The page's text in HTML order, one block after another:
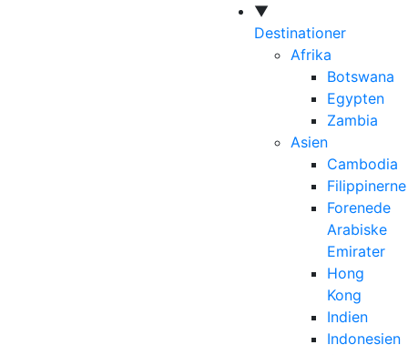
▼
Destinationer
Afrika
Botswana
Egypten
Zambia
Asien
Cambodia
Filippinerne
Forenede
Arabiske
Emirater
Hong
Kong
Indien
Indonesien